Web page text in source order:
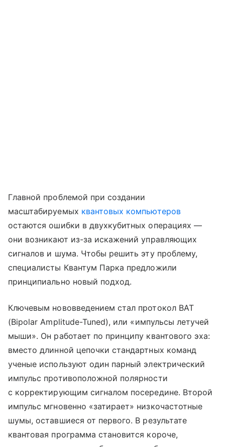
Главной проблемой при создании
масштабируемых квантовых компьютеров
остаются ошибки в двухкубитных операциях —
они возникают из-за искажений управляющих
сигналов и шума. Чтобы решить эту проблему,
специалисты Квантум Парка предложили
принципиально новый подход.
Ключевым нововведением стал протокол BAT
(Bipolar Amplitude-Tuned), или «импульсы летучей
мыши». Он работает по принципу квантового эха:
вместо длинной цепочки стандартных команд
ученые используют один парный электрический
импульс противоположной полярности
с корректирующим сигналом посередине. Второй
импульс мгновенно «затирает» низкочастотные
шумы, оставшиеся от первого. В результате
квантовая программа становится короче,